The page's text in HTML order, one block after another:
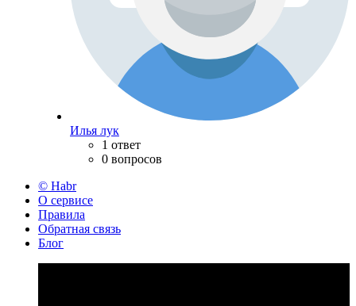
Илья лук
1 ответ
0 вопросов
© Habr
О сервисе
Правила
Обратная связь
Блог